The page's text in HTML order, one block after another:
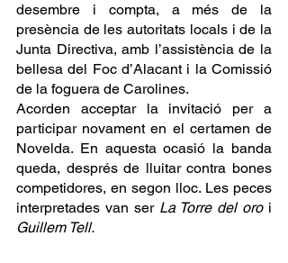
desembre i compta, a més de la
presència de les autoritats locals i de la
Junta Directiva, amb l’assistència de la
bellesa del Foc d’Alacant i la Comissió
de la foguera de Carolines.
Acorden acceptar la invitació per a
participar novament en el certamen de
Novelda. En aquesta ocasió la banda
queda, després de lluitar contra bones
competidores, en segon lloc. Les peces
interpretades van ser La Torre del oro
Guillem Tell.